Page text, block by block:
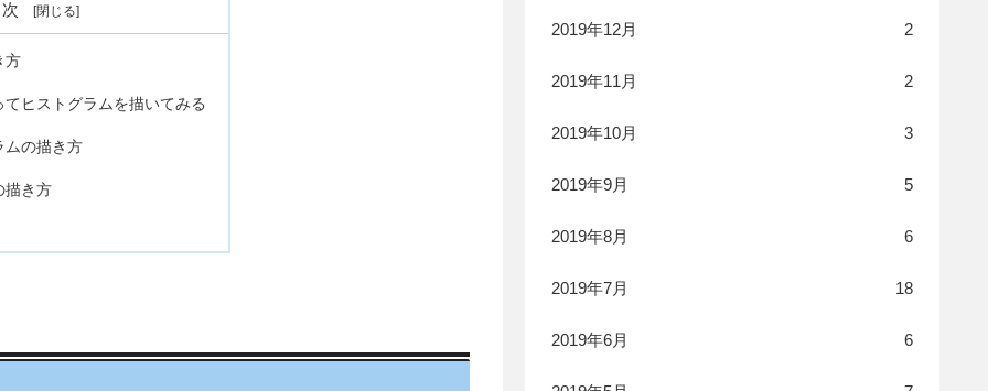
方
ヒストグラムを描いてみる
ムの描き方
描き方
2019年12月 2
2019年11月 2
2019年10月 3
2019年9月 5
2019年8月 6
2019年7月 18
2019年6月 6